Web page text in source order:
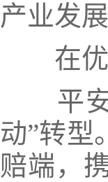
产业发
在优
平安
动”转型
赔端，